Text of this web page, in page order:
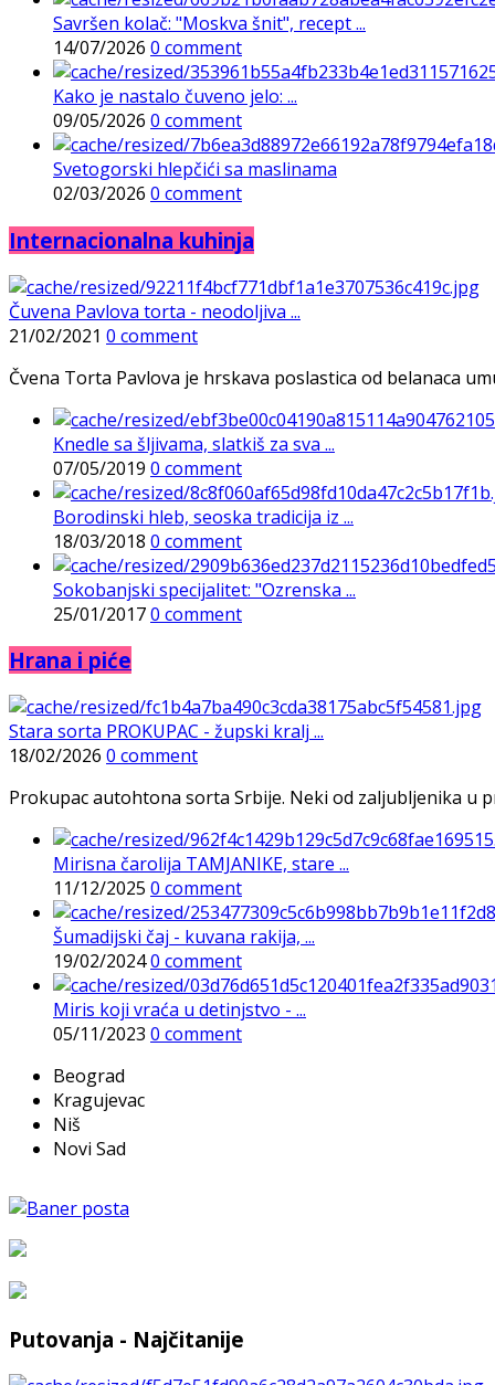
Savršen kolač: "Moskva šnit", recept ...
14/07/2026 0 comment
Kako je nastalo čuveno jelo: ...
09/05/2026 0 comment
Svetogorski hlepčići sa maslinama
02/03/2026 0 comment
Internacionalna kuhinja
Čuvena Pavlova torta - neodoljiva ...
21/02/2021 0 comment
Čvena Torta Pavlova je hrskava poslastica od belanaca
Knedle sa šljivama, slatkiš za sva ...
07/05/2019 0 comment
Borodinski hleb, seoska tradicija iz ...
18/03/2018 0 comment
Sokobanjski specijalitet: "Ozrenska ...
25/01/20170 comment
Hrana i piće
Stara sorta PROKUPAC - župski kralj ...
18/02/2026 0 comment
Prokupac autohtona sorta Srbije. Neki od zaljubljenika u
Mirisna čarolija TAMJANIKE, stare ...
11/12/2025 0 comment
Šumadijski čaj - kuvana rakija, ...
19/02/20240 comment
Miris koji vraća u detinjstvo - ...
05/11/2023 0 comment
Beograd
Kragujevac
Niš
Novi Sad
Putovanja - Najčitanije